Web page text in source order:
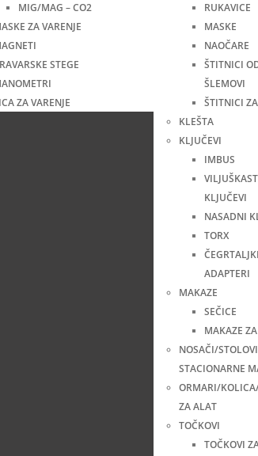
MIG/MAG – CO2
ZA VARENJE
STEGE
ZA VARENJE
RUKAVICE
MASKE
NAOČARE
ŠTITNICI
ŠLEMOVI
ŠTITNICI
KLEŠTA
KLJUČEVI
IMBUS
KLJUČEVI
NASADNI
TORX
ADAPTERI
MAKAZE
SEČICE
MAKAZE
NOSAČI/
STACIONARNE
ORMARI/
ZA ALAT
TOČKOVI
TOČKOVI